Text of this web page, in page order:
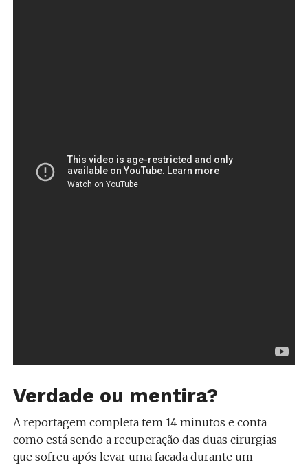
Verdade ou mentira?
A reportagem completa tem 14 minutos e conta
como está sendo a recuperação das duas cirurgias
que sofreu após levar uma facada durante um